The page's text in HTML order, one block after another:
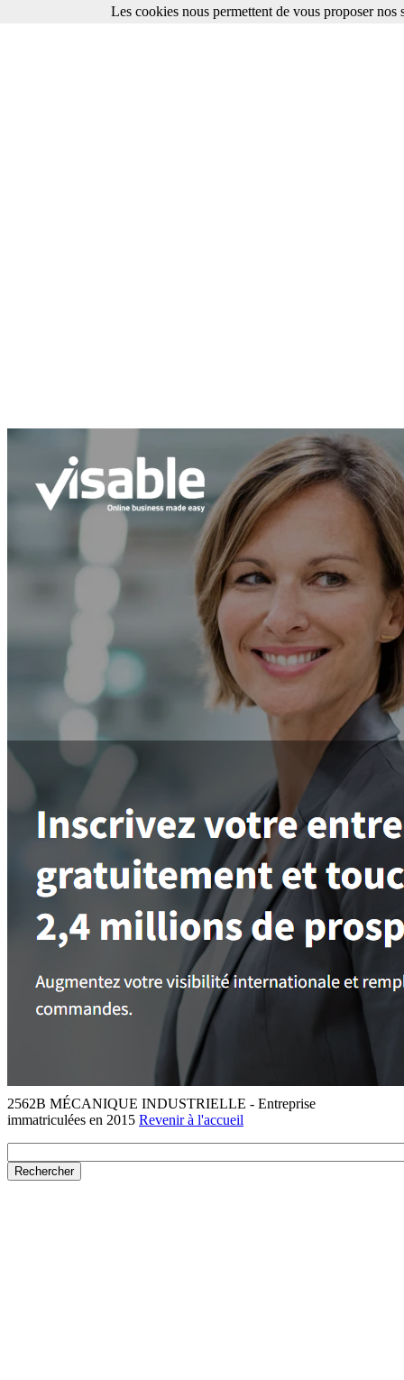
2562B MÉCANIQUE INDUSTRIELLE - Entreprise
immatriculées en 2015 Revenir à l'accueil
Les cookies nous permettent de vous proposer